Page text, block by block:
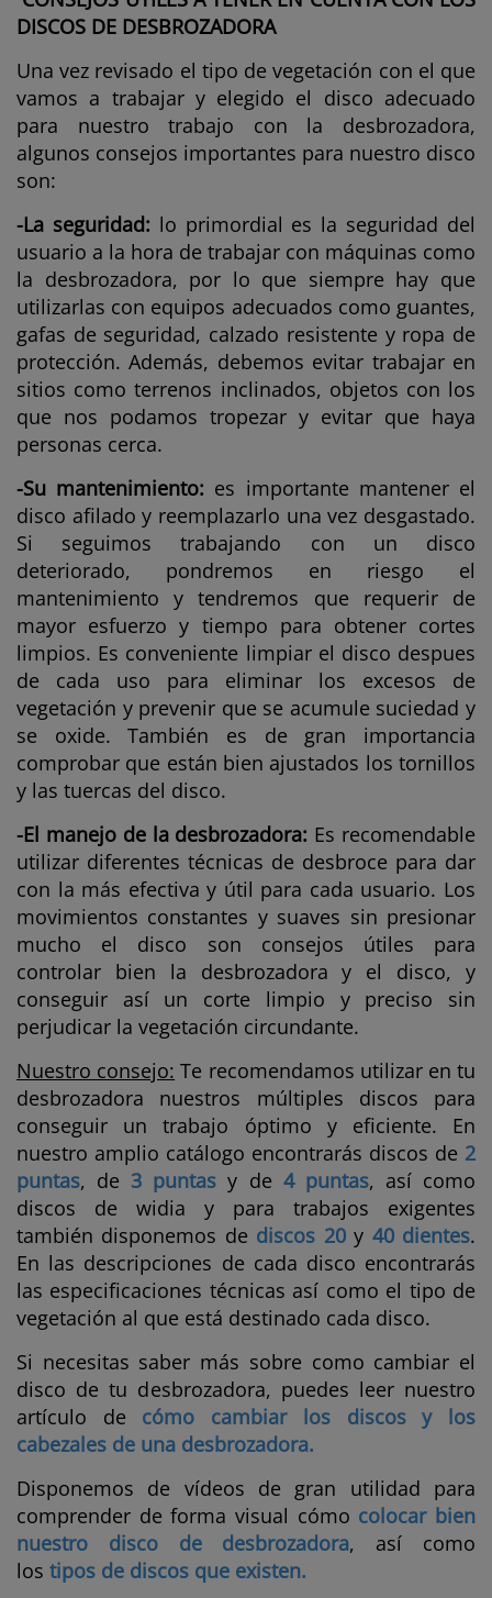
DISCOS DE DESBROZADORA
Una vez revisado el tipo de vegetación con el que
vamos a trabajar y elegido el disco adecuado
para nuestro trabajo con la desbrozadora,
algunos consejos importantes para nuestro disco
son:
-La seguridad: lo primordial es la seguridad del
usuario a la hora de trabajar con máquinas como
la desbrozadora, por lo que siempre hay que
utilizarlas con equipos adecuados como guantes,
gafas de seguridad, calzado resistente y ropa de
protección. Además, debemos evitar trabajar en
sitios como terrenos inclinados, objetos con los
que nos podamos tropezar y evitar que haya
personas cerca.
-Su mantenimiento: es importante mantener el
disco afilado y reemplazarlo una vez desgastado.
Si seguimos trabajando con un disco
deteriorado, pondremos en riesgo el
mantenimiento y tendremos que requerir de
mayor esfuerzo y tiempo para obtener cortes
limpios. Es conveniente limpiar el disco despues
de cada uso para eliminar los excesos de
vegetación y prevenir que se acumule suciedad y
se oxide. También es de gran importancia
comprobar que están bien ajustados los tornillos
y las tuercas del disco.
-El manejo de la desbrozadora: Es recomendable
utilizar diferentes técnicas de desbroce para dar
con la más efectiva y útil para cada usuario. Los
movimientos constantes y suaves sin presionar
mucho el disco son consejos útiles para
controlar bien la desbrozadora y el disco, y
conseguir así un corte limpio y preciso sin
perjudicar la vegetación circundante.
Nuestro consejo: Te recomendamos utilizar en tu
desbrozadora nuestros múltiples discos para
conseguir un trabajo óptimo y eficiente. En
nuestro amplio catálogo encontrarás discos de 2
puntas, de 3 puntas y de 4 puntas, así como
discos de widia y para trabajos exigentes
también disponemos de discos 20y 40 dientes.
En las descripciones de cada disco encontrarás
las especificaciones técnicas así como el tipo de
vegetación al que está destinado cada disco.
Si necesitas saber más sobre como cambiar el
disco de tu desbrozadora, puedes leer nuestro
artículo de cómo cambiar los discos y los
cabezales de una desbrozadora.
Disponemos de vídeos de gran utilidad para
comprender de forma visual cómo colocar bien
nuestro disco de desbrozadora, así como
los tipos de discos que existen.